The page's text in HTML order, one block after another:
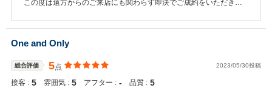
この度は遠方からのご来店にも関わらず即決でご成約をいただきま
ヒーをご用意してお待ちしております。 今後とも末永いお付き合い
のほど何卒宜しくお願い申し上げます。
One and Only
総合評価 5点 2023/05/30投稿
接客 : 5 雰囲気 : 5 アフター : ‐ 品質 : 5